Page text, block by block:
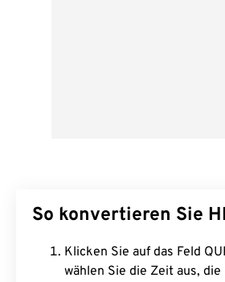
So konvertieren Sie
Klicken Sie auf das Feld
wählen Sie die Zeit aus, die